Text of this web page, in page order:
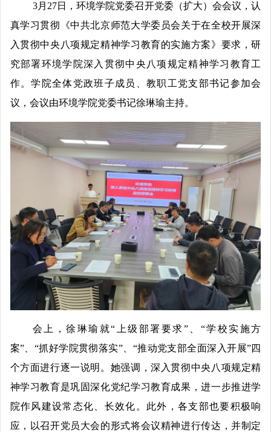
3月27日，环境学院党委召开党委（扩大）会会议，认
真学习贯彻《中共北京师范大学委员会关于在全校开展深
入贯彻中央八项规定精神学习教育的实施方案》要求，研
究部署环境学院深入贯彻中央八项规定精神学习教育工
作。学院全体党政班子成员、教职工党支部书记参加会
议，会议由环境学院党委书记徐琳瑜主持。
会上，徐琳瑜就“上级部署要求”、“学校实施方
案”、“抓好学院贯彻落实”、“推动党支部全面深入开展”四
个方面进行逐一说明。她强调，深入贯彻中央八项规定精
神学习教育是巩固深化党纪学习教育成果，进一步推进学
院作风建设常态化、长效化。此外，各支部也要积极响
应，以召开党员大会的形式将会议精神进行传达，并制定